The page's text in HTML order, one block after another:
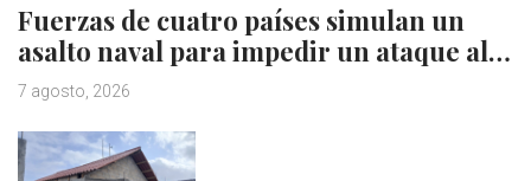
Fuerzas de cuatro países simulan un
asalto naval para impedir un ataque al…
7 agosto, 2026